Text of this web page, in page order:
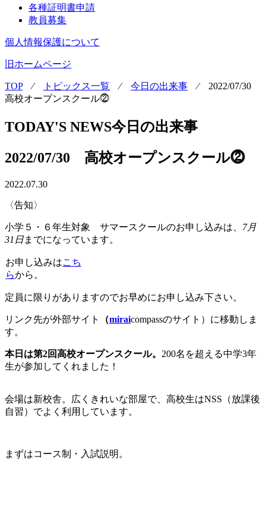
各種証明書申請
教員募集
個人情報保護について
旧ホームページ
TOP⁄ トピックス一覧 ⁄ 今日の出来事 ⁄ 2022/07/30
高校オープンスクール⓶
TODAY'S NEWS今日の出来事
2022/07/30 高校オープンスクール⓶
2022.07.30
〈告知〉
小学５・６年生対象 サマースクールのお申し込みは、 7月
31日までになっています。
お申し込みはこち
らから。
定員に限りがありますのでお早めにお申し込み下さい。
リンク先が外部サイト （miraicompassのサイト）に移動しま
す。
本日は第2回高校オープンスクール。 200名を超える中学3年
生が参加してくれました！
会場は新校舎。広くきれいな部屋で、高校生はNSS（放課後
自習）でよく利用しています。
まずはコース制・入試説明。